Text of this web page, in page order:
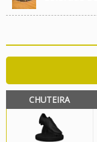
CHUTEIRA